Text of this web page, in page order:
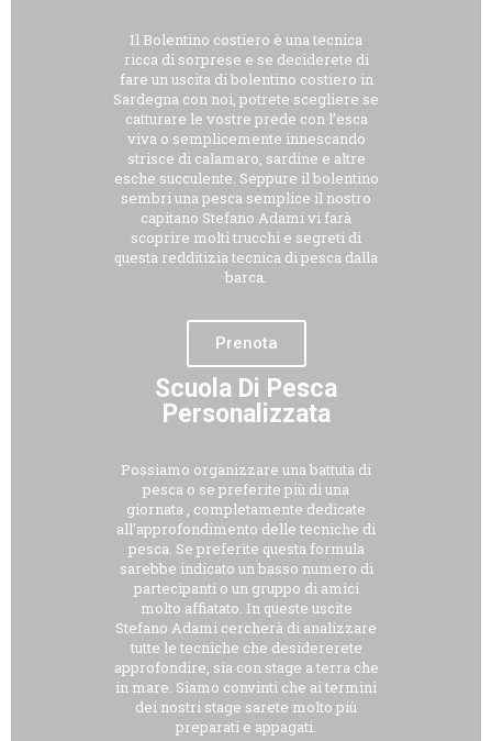
Il Bolentino costiero è una tecnica
ricca di sorprese e se deciderete di
fare un uscita di bolentino costiero in
Sardegna con noi, potrete scegliere se
catturare le vostre prede con l’esca
viva o semplicemente innescando
strisce di calamaro, sardine e altre
esche succulente. Seppure il bolentino
sembri una pesca semplice il nostro
capitano Stefano Adami vi farà
scoprire molti trucchi e segreti di
questa redditizia tecnica di pesca dalla
barca.
Prenota
Scuola Di Pesca
Personalizzata
Possiamo organizzare una battuta di
pesca o se preferite più di una
giornata , completamente dedicate
all’approfondimento delle tecniche di
pesca. Se preferite questa formula
sarebbe indicato un basso numero di
partecipanti o un gruppo di amici
molto affiatato. In queste uscite
Stefano Adami cercherà di analizzare
tutte le tecniche che desidererete
approfondire, sia con stage a terra che
in mare. Siamo convinti che ai termini
dei nostri stage sarete molto più
preparati e appagati.